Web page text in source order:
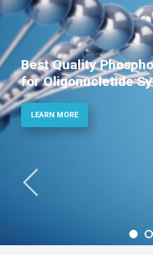
Best Quality
for Oligonucletide
LEARN MORE